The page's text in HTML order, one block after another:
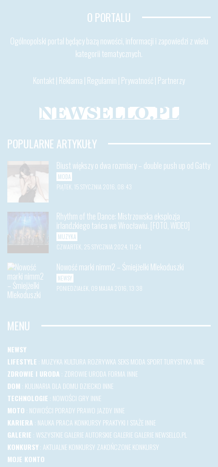
O PORTALU
Ogólnopolski portal będący bazą nowości, informacji i zapowiedzi z wielu
kategorii tematycznych.
Kontakt | Reklama | Regulamin | Prywatność| Partnerzy
POPULARNE ARTYKUŁY
Biust większy o dwa rozmiary – double push up od Gatty
MODA
PIĄTEK, 15 STYCZNIA 2016, 08:43
Rhythm of the Dance: Mistrzowska eksplozja
irlandzkiego tańca we Wrocławiu. [FOTO, WIDEO]
MUZYKA
CZWARTEK, 25 STYCZNIA 2024, 11:24
Nowość marki nimm2 – Śmiejżelki Mlekoduszki
NEWSY
PONIEDZIAŁEK, 09 MAJAA 2016, 13:38
MENU
NEWSY
LIFESTYLE : MUZYKA KULTURA ROZRYWKA SEKSMODA SPORTTURYSTYKA INNE
ZDROWIE I URODA : ZDROWIEURODA FORMA INNE
DOM : KULINARIA DLA DOMU DZIECKO INNE
TECHNOLOGIE : NOWOŚCI GRY INNE
MOTO : NOWOŚCI PORADY PRAWO JAZDY INNE
KARIERA : NAUKA PRACA KONKURSY PRAKTYKI I STAŻEINNE
GALERIE : WSZYSTKIE GALERIEAUTORSKIE GALERIEGALERIE NEWSELLO.PL
KONKURSY: AKTUALNE KONKURSY ZAKOŃCZONE KONKURSY
MOJE KONTO